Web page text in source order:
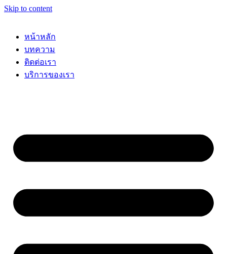
Skip to content
หน้าหลัก
บทความ
ติดต่อเรา
บริการของเรา